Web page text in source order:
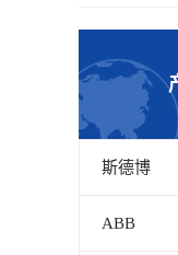
斯德博
ABB